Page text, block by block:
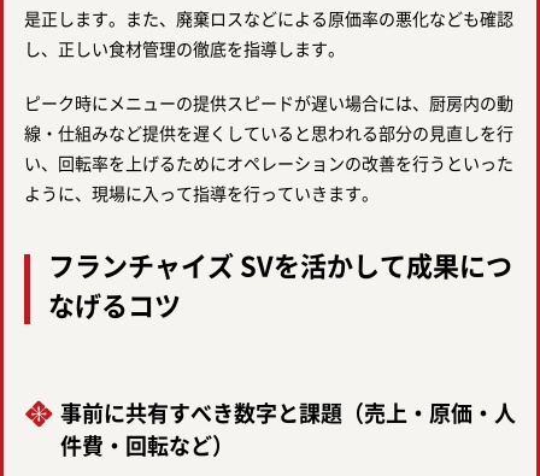
是正します。また、廃棄ロスなどによる原価率の悪化なども確認
し、正しい食材管理の徹底を指導します。
ピーク時にメニューの提供スピードが遅い場合には、厨房内の動
線・仕組みなど提供を遅くしていると思われる部分の見直しを行
い、回転率を上げるためにオペレーションの改善を行うといった
ように、現場に入って指導を行っていきます。
フランチャイズ SVを活かして成果につ
なげるコツ
事前に共有すべき数字と課題（売上・原価・人
件費・回転など）